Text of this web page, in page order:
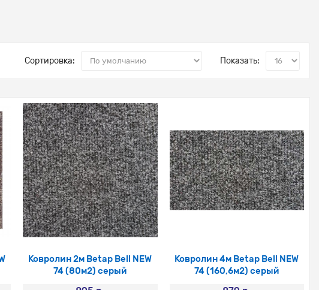
Сортировка: Показать:
Ковролин 2м Betap Bell NEW
74 (80м2) серый
Ковролин 4м Betap Bell NEW
74 (160,6м2) серый